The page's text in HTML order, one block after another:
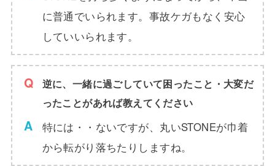
に普通でいられます。事故ケガもなく安心
していいられます。
逆に、一緒に過ごしていて困ったこと・大変だ
ったことがあれば教えてください
特には・・ないですが、丸いSTONEが巾着
から転がり落ちたりしますね。